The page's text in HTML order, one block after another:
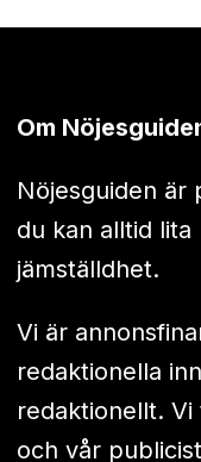
Om
Nöjesguiden är
du kan alltid
jämställdhet.
Vi är
redaktionella
redaktionellt.
och vår